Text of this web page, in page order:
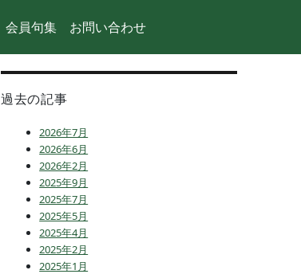
会員句集 お問い合わせ
過去の記事
2026年7月
2026年6月
2026年2月
2025年9月
2025年7月
2025年5月
2025年4月
2025年2月
2025年1月